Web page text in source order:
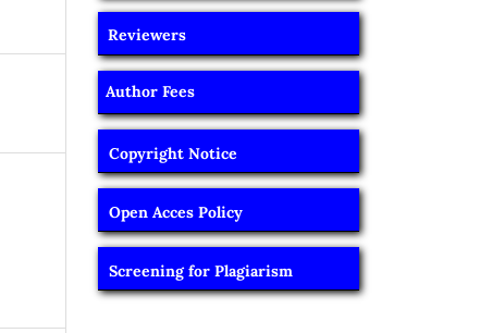
Reviewers
Author Fees
Copyright Notice
Open Acces Policy
Screening for Plagiarism